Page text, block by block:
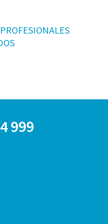
999